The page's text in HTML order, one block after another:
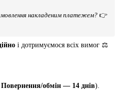
накладеним платежем? 👉
і дотримуємося всіх вимог ⚖️
Повернення/обмін — 14 днів).